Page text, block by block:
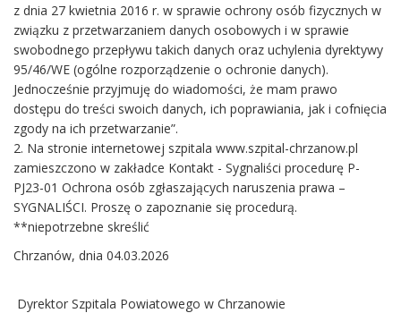
z dnia 27 kwietnia 2016 r. w sprawie ochrony osób fizycznych w
związku z przetwarzaniem danych osobowych i w sprawie
swobodnego przepływu takich danych oraz uchylenia dyrektywy
95/46/WE (ogólne rozporządzenie o ochronie danych).
Jednocześnie przyjmuję do wiadomości, że mam prawo
dostępu do treści swoich danych, ich poprawiania, jak i cofnięcia
zgody na ich przetwarzanie”.
2. Na stronie internetowej szpitala www.szpital-chrzanow.pl
zamieszczono w zakładce Kontakt - Sygnaliści procedurę P-
PJ23-01 Ochrona osób zgłaszających naruszenia prawa –
SYGNALIŚCI. Proszę o zapoznanie się procedurą.
**niepotrzebne skreślić
Chrzanów, dnia 04.03.2026
Dyrektor Szpitala Powiatowego w Chrzanowie